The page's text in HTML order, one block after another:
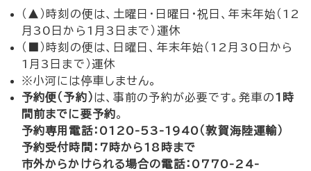
（▲）時刻の便は、土曜日・日曜日・祝日、年末年始（12
月30日から1月3日まで）運休
（■）時刻の便は、日曜日、年末年始（12月30日から
1月3日まで）運休
※小河には停車しません。
予約便（予約）は、事前の予約が必要です。発車の1時
間前までに要予約。
予約専用電話：0120-53-1940（敦賀海陸運輸）
予約受付時間：7時から18時まで
市外からかけられる場合の電話：0770-24-